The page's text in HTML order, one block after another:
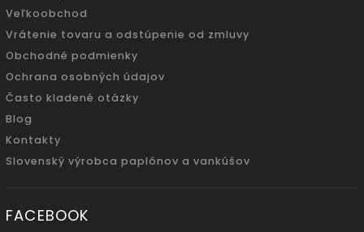
Veľkoobchod
Vrátenie tovaru a odstúpenie od zmluvy
Obchodné podmienky
Ochrana osobných údajov
Často kladené otázky
Blog
Kontakty
Slovenský výrobca paplónov a vankúšov
FACEBOOK